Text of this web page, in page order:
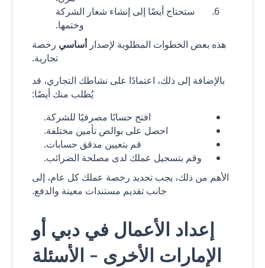
ستحتاج أيضًا إلى إنشاء شعار الشركة
وختمها.
هذه بعض الخطوات المطلوبة لإصدارأساسي رخصة
تجارية.
بالإضافة إلى ذلك، اعتمادًا على نشاطك التجاري، قد
يُطلب منك أيضًا:
افتح حسابًا مصرفيًا للشركة.
احصل على بوالص تأمين مختلفة.
قم بتعيين مدقق حسابات.
وقم بتسجيل عملك لدى مصلحة الضرائب.
الأهم من ذلك، يجب تجديد رخصة عملك كل عام، إلى
جانب تقديم مستندات معينة والدفع.
إعداد الأعمال في دبي أو
الإمارات الأخرى - الأسئلة